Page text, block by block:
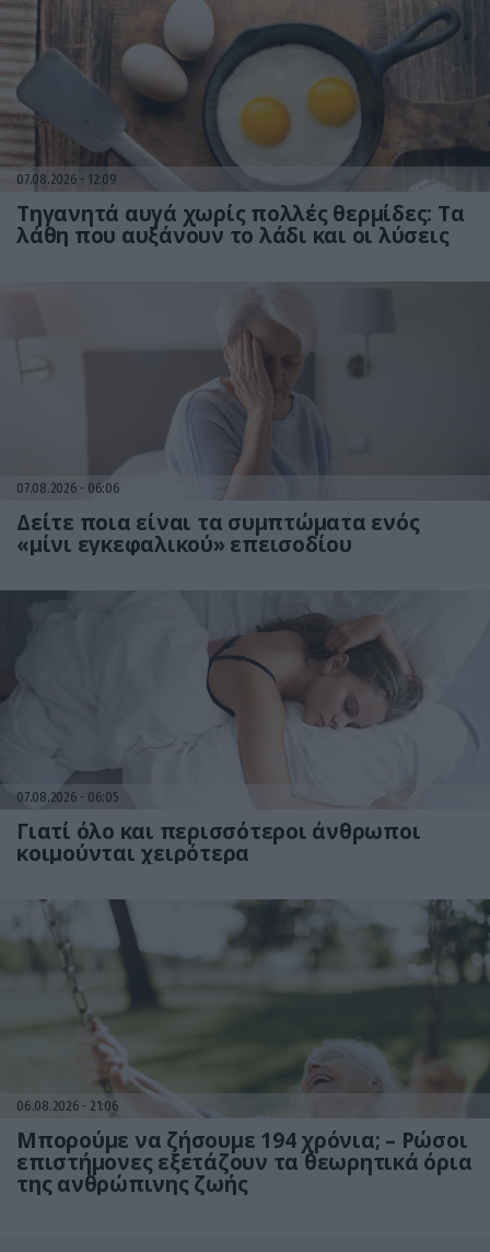
07.08.2026 12:09
Τηγανητά αυγά χωρίς πολλές θερμίδες: Τα
λάθη που αυξάνουν το λάδι και οι λύσεις
07.08.2026 06:06
Δείτε ποια είναι τα συμπτώματα ενός
«μίνι εγκεφαλικού» επεισοδίου
07.08.2026 06:05
Γιατί όλο και περισσότεροι άνθρωποι
κοιμούνται χειρότερα
06.08.2026 21:06
Μπορούμε να ζήσουμε 194 χρόνια; – Ρώσοι
επιστήμονες εξετάζουν τα θεωρητικά όρια
της ανθρώπινης ζωής